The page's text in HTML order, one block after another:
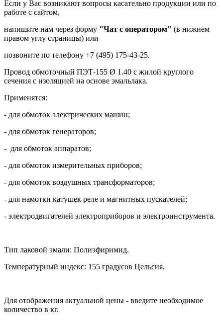
Если у Вас возникают вопросы касательно продукции или по
работе с сайтом,
напишите нам через форму "Чат с оператором" (в нижнем
правом углу страницы) или
позвоните по телефону +7 (495) 175-43-25.
Провод обмоточный ПЭТ-155 Ø 1.40 с жилой круглого
сечения с изоляцией на основе эмальлака.
Применятся:
- для обмоток электрических машин;
- для обмоток генераторов;
- для обмоток аппаратов;
- для обмоток измерительных приборов;
- для обмоток воздушных трансформаторов;
- для намотки катушек реле и магнитных пускателей;
- электродвигателей электроприборов и электроинструмента.
Тип лаковой эмали: Полиэфиримид.
Температурный индекс: 155 градусов Цельсия.
Для отображения актуальной цены - введите необходимое
количество в кг.